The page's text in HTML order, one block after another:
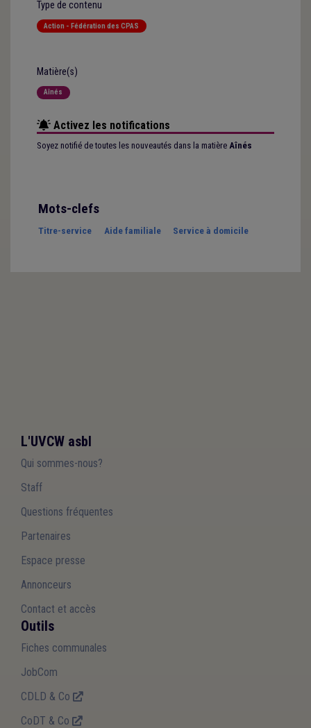
Type de contenu
Action - Fédération des CPAS
Matière(s)
Aînés
Activez les notifications
Soyez notifié de toutes les nouveautés dans la matière Aînés
Mots-clefs
Titre-service Aide familiale Service à domicile
L'UVCW asbl
Qui sommes-nous?
Staff
Questions fréquentes
Partenaires
Espace presse
Annonceurs
Contact et accès
Outils
Fiches communales
JobCom
CDLD & Co
CoDT & Co